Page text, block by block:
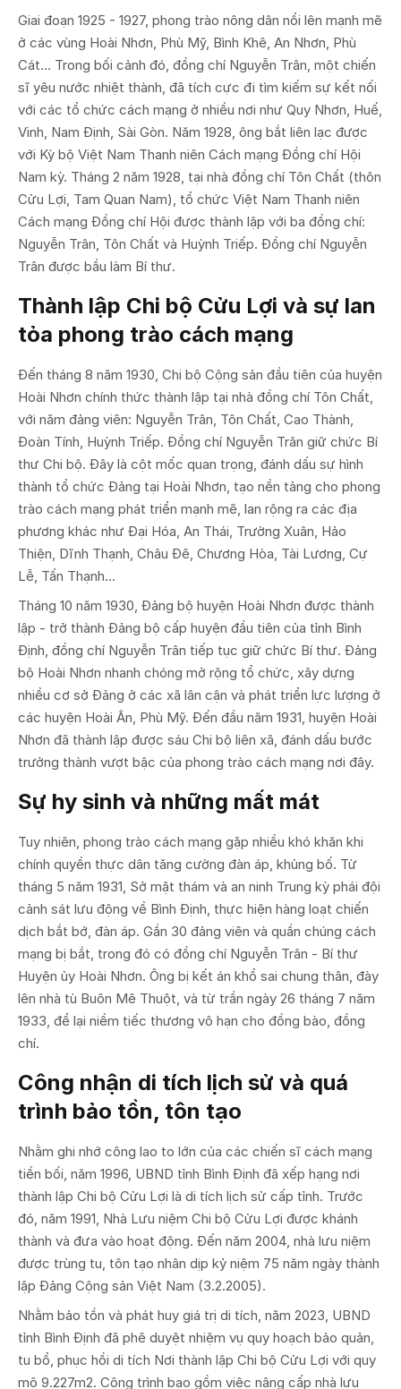
Giai đoạn 1925 - 1927, phong trào nông dân nổi lên mạnh mẽ
ở các vùng Hoài Nhơn, Phù Mỹ, Bình Khê, An Nhơn, Phù
Cát... Trong bối cảnh đó, đồng chí Nguyễn Trân, một chiến
sĩ yêu nước nhiệt thành, đã tích cực đi tìm kiếm sự kết nối
với các tổ chức cách mạng ở nhiều nơi như Quy Nhơn, Huế,
Vinh, Nam Định, Sài Gòn. Năm 1928, ông bắt liên lạc được
với Kỳ bộ Việt Nam Thanh niên Cách mạng Đồng chí Hội
Nam kỳ. Tháng 2 năm 1928, tại nhà đồng chí Tôn Chất (thôn
Cửu Lợi, Tam Quan Nam), tổ chức Việt Nam Thanh niên
Cách mạng Đồng chí Hội được thành lập với ba đồng chí:
Nguyễn Trân, Tôn Chất và Huỳnh Triếp. Đồng chí Nguyễn
Trân được bầu làm Bí thư.
Thành lập Chi bộ Cửu Lợi và sự lan
tỏa phong trào cách mạng
Đến tháng 8 năm 1930, Chi bộ Cộng sản đầu tiên của huyện
Hoài Nhơn chính thức thành lập tại nhà đồng chí Tôn Chất,
với năm đảng viên: Nguyễn Trân, Tôn Chất, Cao Thành,
Đoàn Tính, Huỳnh Triếp. Đồng chí Nguyễn Trân giữ chức Bí
thư Chi bộ. Đây là cột mốc quan trọng, đánh dấu sự hình
thành tổ chức Đảng tại Hoài Nhơn, tạo nền tảng cho phong
trào cách mạng phát triển mạnh mẽ, lan rộng ra các địa
phương khác như Đại Hóa, An Thái, Trường Xuân, Hảo
Thiện, Dĩnh Thạnh, Châu Đê, Chương Hòa, Tài Lương, Cự
Lễ, Tấn Thạnh...
Tháng 10 năm 1930, Đảng bộ huyện Hoài Nhơn được thành
lập - trở thành Đảng bộ cấp huyện đầu tiên của tỉnh Bình
Định, đồng chí Nguyễn Trân tiếp tục giữ chức Bí thư. Đảng
bộ Hoài Nhơn nhanh chóng mở rộng tổ chức, xây dựng
nhiều cơ sở Đảng ở các xã lân cận và phát triển lực lượng ở
các huyện Hoài Ân, Phù Mỹ. Đến đầu năm 1931, huyện Hoài
Nhơn đã thành lập được sáu Chi bộ liên xã, đánh dấu bước
trưởng thành vượt bậc của phong trào cách mạng nơi đây.
Sự hy sinh và những mất mát
Tuy nhiên, phong trào cách mạng gặp nhiều khó khăn khi
chính quyền thực dân tăng cường đàn áp, khủng bố. Từ
tháng 5 năm 1931, Sở mật thám và an ninh Trung kỳ phái đội
cảnh sát lưu động về Bình Định, thực hiện hàng loạt chiến
dịch bắt bớ, đàn áp. Gần 30 đảng viên và quần chúng cách
mạng bị bắt, trong đó có đồng chí Nguyễn Trân - Bí thư
Huyện ủy Hoài Nhơn. Ông bị kết án khổ sai chung thân, đày
lên nhà tù Buôn Mê Thuột, và từ trần ngày 26 tháng 7 năm
1933, để lại niềm tiếc thương vô hạn cho đồng bào, đồng
chí.
Công nhận di tích lịch sử và quá
trình bảo tồn, tôn tạo
Nhằm ghi nhớ công lao to lớn của các chiến sĩ cách mạng
tiền bối, năm 1996, UBND tỉnh Bình Định đã xếp hạng nơi
thành lập Chi bộ Cửu Lợi là di tích lịch sử cấp tỉnh. Trước
đó, năm 1991, Nhà Lưu niệm Chi bộ Cửu Lợi được khánh
thành và đưa vào hoạt động. Đến năm 2004, nhà lưu niệm
được trùng tu, tôn tạo nhân dịp kỷ niệm 75 năm ngày thành
lập Đảng Cộng sản Việt Nam (3.2.2005).
Nhằm bảo tồn và phát huy giá trị di tích, năm 2023, UBND
tỉnh Bình Định đã phê duyệt nhiệm vụ quy hoạch bảo quản,
tu bổ, phục hồi di tích Nơi thành lập Chi bộ Cửu Lợi với quy
mô 9.227m2. Công trình bao gồm việc nâng cấp nhà lưu